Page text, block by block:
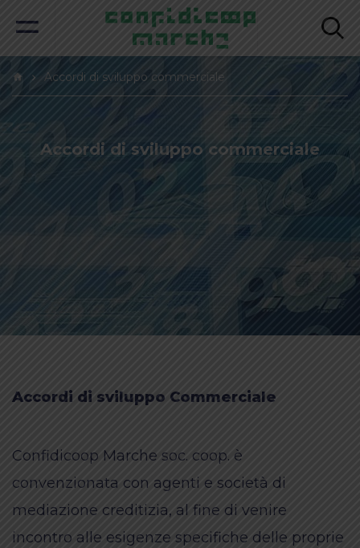
Accordi di sviluppo commerciale
Accordi di sviluppo commerciale
Accordi di sviluppo Commerciale
Confidicoop Marche soc. coop. è
convenzionata con agenti e società di
mediazione creditizia, al fine di venire
incontro alle esigenze specifiche delle proprie